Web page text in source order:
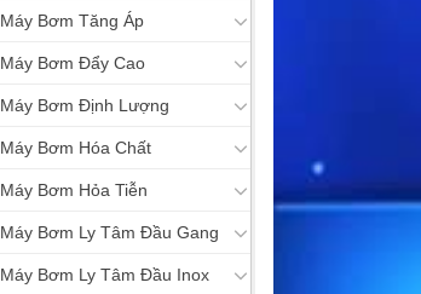
Máy Bơm Tăng Áp
Máy Bơm Đẩy Cao
Máy Bơm Định Lượng
Máy Bơm Hóa Chất
Máy Bơm Hỏa Tiễn
Máy Bơm Ly Tâm Đầu Gang
Máy Bơm Ly Tâm Đầu Inox